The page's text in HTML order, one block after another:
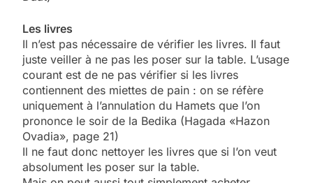
Les livres
Il n’est pas nécessaire de vérifier les livres. Il faut
juste veiller à ne pas les poser sur la table. L’usage
courant est de ne pas vérifier si les livres
contiennent des miettes de pain : on se réfère
uniquement à l’annulation du Hamets que l’on
prononce le soir de la Bedika (Hagada «Hazon
Ovadia», page 21)
Il ne faut donc nettoyer les livres que si l’on veut
absolument les poser sur la table.